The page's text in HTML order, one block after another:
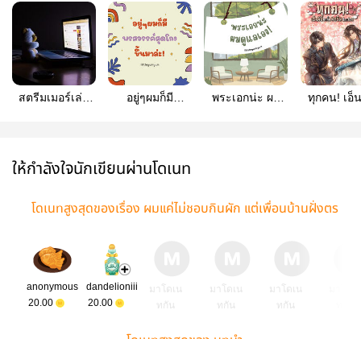
สตรีมเมอร์เล่น
อยู่ๆผมก็มี
พระเอกน่ะ ผม
ทุกคน! เอ็
ให้กำลังใจนักเขียนผ่านโดเนท
โดเนทสูงสุดของเรื่อง ผมแค่ไม่ชอบกินผัก แต่เพื่อนบ้านฝั่งตร
anonymous
20.00
dandelioniii
20.00
มาโดเน
ทกัน
มาโดเน
ทกัน
มาโดเน
ทกัน